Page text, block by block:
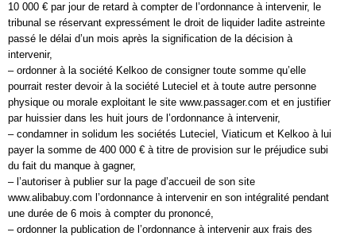
10 000 € par jour de retard à compter de l’ordonnance à intervenir, le
tribunal se réservant expressément le droit de liquider ladite astreinte
passé le délai d’un mois après la signification de la décision à
intervenir,
– ordonner à la société Kelkoo de consigner toute somme qu’elle
pourrait rester devoir à la société Luteciel et à toute autre personne
physique ou morale exploitant le site www.passager.com et en justifier
par huissier dans les huit jours de l’ordonnance à intervenir,
– condamner in solidum les sociétés Luteciel, Viaticum et Kelkoo à lui
payer la somme de 400 000 € à titre de provision sur le préjudice subi
du fait du manque à gagner,
– l’autoriser à publier sur la page d’accueil de son site
www.alibabuy.com l’ordonnance à intervenir en son intégralité pendant
une durée de 6 mois à compter du prononcé,
– ordonner la publication de l’ordonnance à intervenir aux frais des